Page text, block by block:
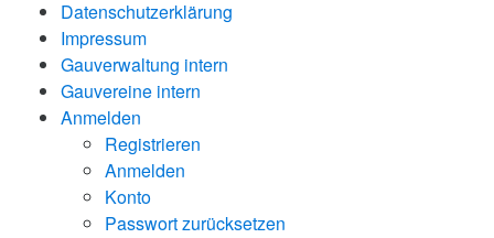
Datenschutzerklärung
Impressum
Gauverwaltung intern
Gauvereine intern
Anmelden
Registrieren
Anmelden
Konto
Passwort zurücksetzen